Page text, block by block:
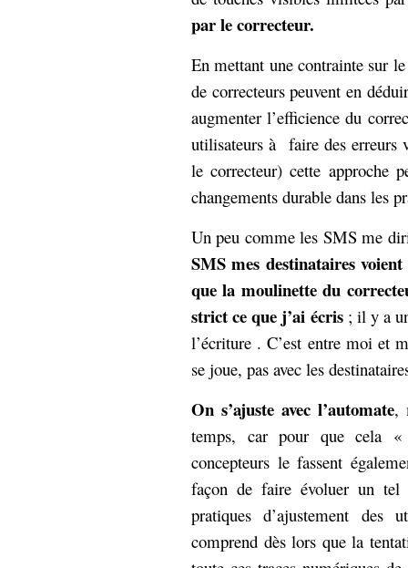
par le correcteur.
En mettant une contrainte sur
de correcteurs peuvent en
augmenter l’efficience du
utilisateurs à faire des erreurs
le correcteur) cette approche
changements durable dans les
Un peu comme les SMS me
SMS mes destinataires
que la moulinette du
strict ce que j’ai écris; il y a
l’écriture . C’est entre moi et
se joue, pas avec les
On s’ajuste avec l’automate,
temps, car pour que cela
concepteurs le fassent
façon de faire évoluer un tel
pratiques d’ajustement des
comprend dès lors que la